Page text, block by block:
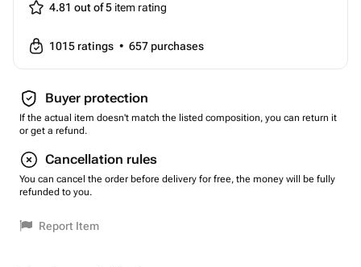
4.81 out of 5 item rating
1015 ratings • 657 purchases
Buyer protection
If the actual item doesn't match the listed composition, you can return it
or get a refund.
Cancellation rules
You can cancel the order before delivery for free, the money will be fully
refunded to you.
Report Item